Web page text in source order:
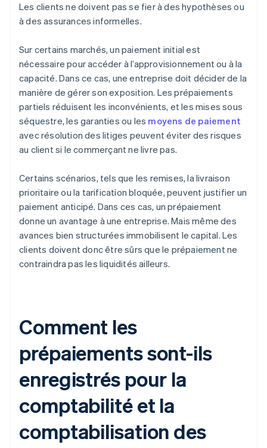
Les clients ne doivent pas se fier à des hypothèses ou
à des assurances informelles.
Sur certains marchés, un paiement initial est
nécessaire pour accéder à l’approvisionnement ou à la
capacité. Dans ce cas, une entreprise doit décider de la
manière de gérer son exposition. Les prépaiements
partiels réduisent les inconvénients, et les mises sous
séquestre, les garanties ou les moyens de paiement
avec résolution des litiges peuvent éviter des risques
au client si le commerçant ne livre pas.
Certains scénarios, tels que les remises, la livraison
prioritaire ou la tarification bloquée, peuvent justifier un
paiement anticipé. Dans ces cas, un prépaiement
donne un avantage à une entreprise. Mais même des
avances bien structurées immobilisent le capital. Les
clients doivent donc être sûrs que le prépaiement ne
contraindra pas les liquidités ailleurs.
Comment les
prépaiements sont-ils
enregistrés pour la
comptabilité et la
comptabilisation des